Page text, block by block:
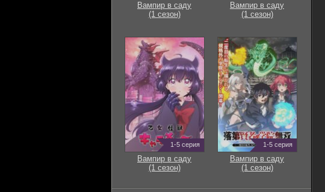
Вампир в саду
(1 сезон)
Вампир в саду
(1 сезон)
1-5 серия
Вампир в саду
(1 сезон)
1-5 серия
Вампир в саду
(1 сезон)